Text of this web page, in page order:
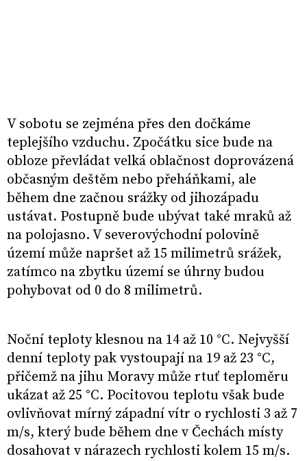
V sobotu se zejména přes den dočkáme
teplejšího vzduchu. Zpočátku sice bude na
obloze převládat velká oblačnost doprovázená
občasným deštěm nebo přeháňkami, ale
během dne začnou srážky od jihozápadu
ustávat. Postupně bude ubývat také mraků až
na polojasno. V severovýchodní polovině
území může napršet až 15 milimetrů srážek,
zatímco na zbytku území se úhrny budou
pohybovat od 0 do 8 milimetrů.
Noční teploty klesnou na 14 až 10 °C. Nejvyšší
denní teploty pak vystoupají na 19 až 23 °C,
přičemž na jihu Moravy může rtuť teploměru
ukázat až 25 °C. Pocitovou teplotu však bude
ovlivňovat mírný západní vítr o rychlosti 3 až 7
m/s, který bude během dne v Čechách místy
dosahovat v nárazech rychlosti kolem 15 m/s.